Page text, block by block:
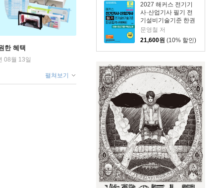
2027 해커스 전기기
사·산업기사 필기 전
기설비기술기준 한권
합격+무료특강 (이론
+최신기출+핵심노트)
문영철 저
21,600원 (10% 할인)
한 혜택
08월 13일
펼쳐보기